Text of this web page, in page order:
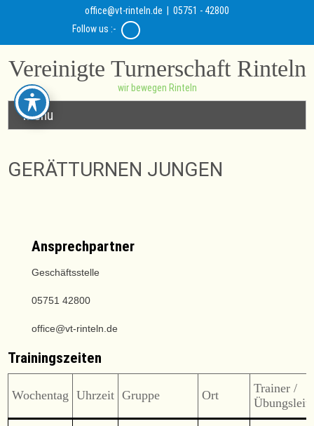
office@vt-rinteln.de | 05751 - 42800
Follow us :-
Vereinigte Turnerschaft Rinteln
wir bewegen Rinteln
Menu
GERÄTTURNEN JUNGEN
Ansprechpartner
Geschäftsstelle
05751 42800
office@vt-rinteln.de
Trainingszeiten
Wochentag Uhrzeit Gruppe Ort
Trainer /